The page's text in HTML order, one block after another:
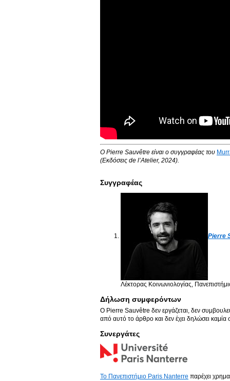
Ο Pierre Sauvêtre είναι ο συγγραφέας του
(Εκδόσεις de l’Atelier, 2024).
Συγγραφέας
Pierre
Λέκτορας Κοινωνιολογίας,
Δήλωση συμφερόντων
Ο Pierre Sauvêtre δεν εργάζεται, δεν
από αυτό το άρθρο και δεν έχει δηλώσει
Συνεργάτες
Το Πανεπιστήμιο Paris Nanterre παρέχει